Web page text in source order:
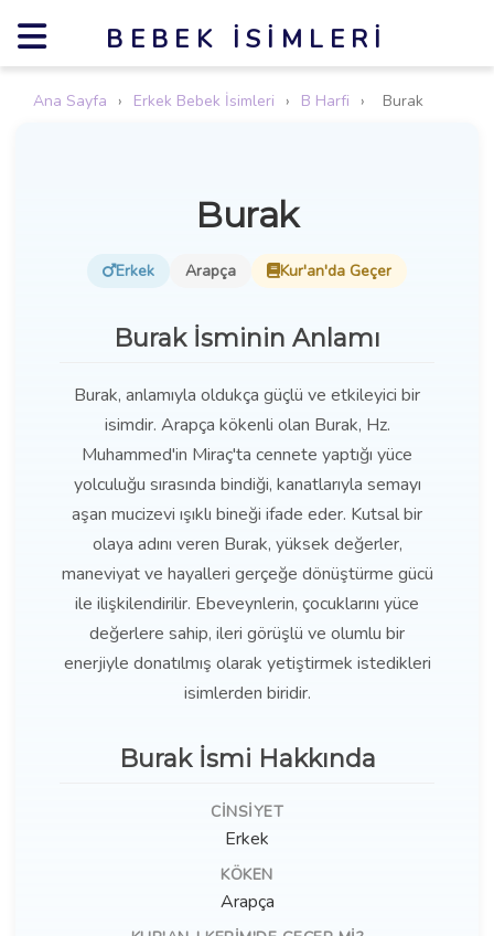
BEBEK İSIMLERI
Ana Sayfa › Erkek Bebek İsimleri › B Harfi › Burak
Burak
Erkek Arapça Kur'an'da Geçer
Burak İsminin Anlamı
Burak, anlamıyla oldukça güçlü ve etkileyici bir
isimdir. Arapça kökenli olan Burak, Hz.
Muhammed'in Miraç'ta cennete yaptığı yüce
yolculuğu sırasında bindiği, kanatlarıyla semayı
aşan mucizevi ışıklı bineği ifade eder. Kutsal bir
olaya adını veren Burak, yüksek değerler,
maneviyat ve hayalleri gerçeğe dönüştürme gücü
ile ilişkilendirilir. Ebeveynlerin, çocuklarını yüce
değerlere sahip, ileri görüşlü ve olumlu bir
enerjiyle donatılmış olarak yetiştirmek istedikleri
isimlerden biridir.
Burak İsmi Hakkında
CINSIYET
Erkek
KÖKEN
Arapça